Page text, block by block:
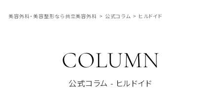
美容外科・美容整形なら共立美容外科 > 公式コラム > ヒルドイド
COLUMN
公式コラム - ヒルドイド